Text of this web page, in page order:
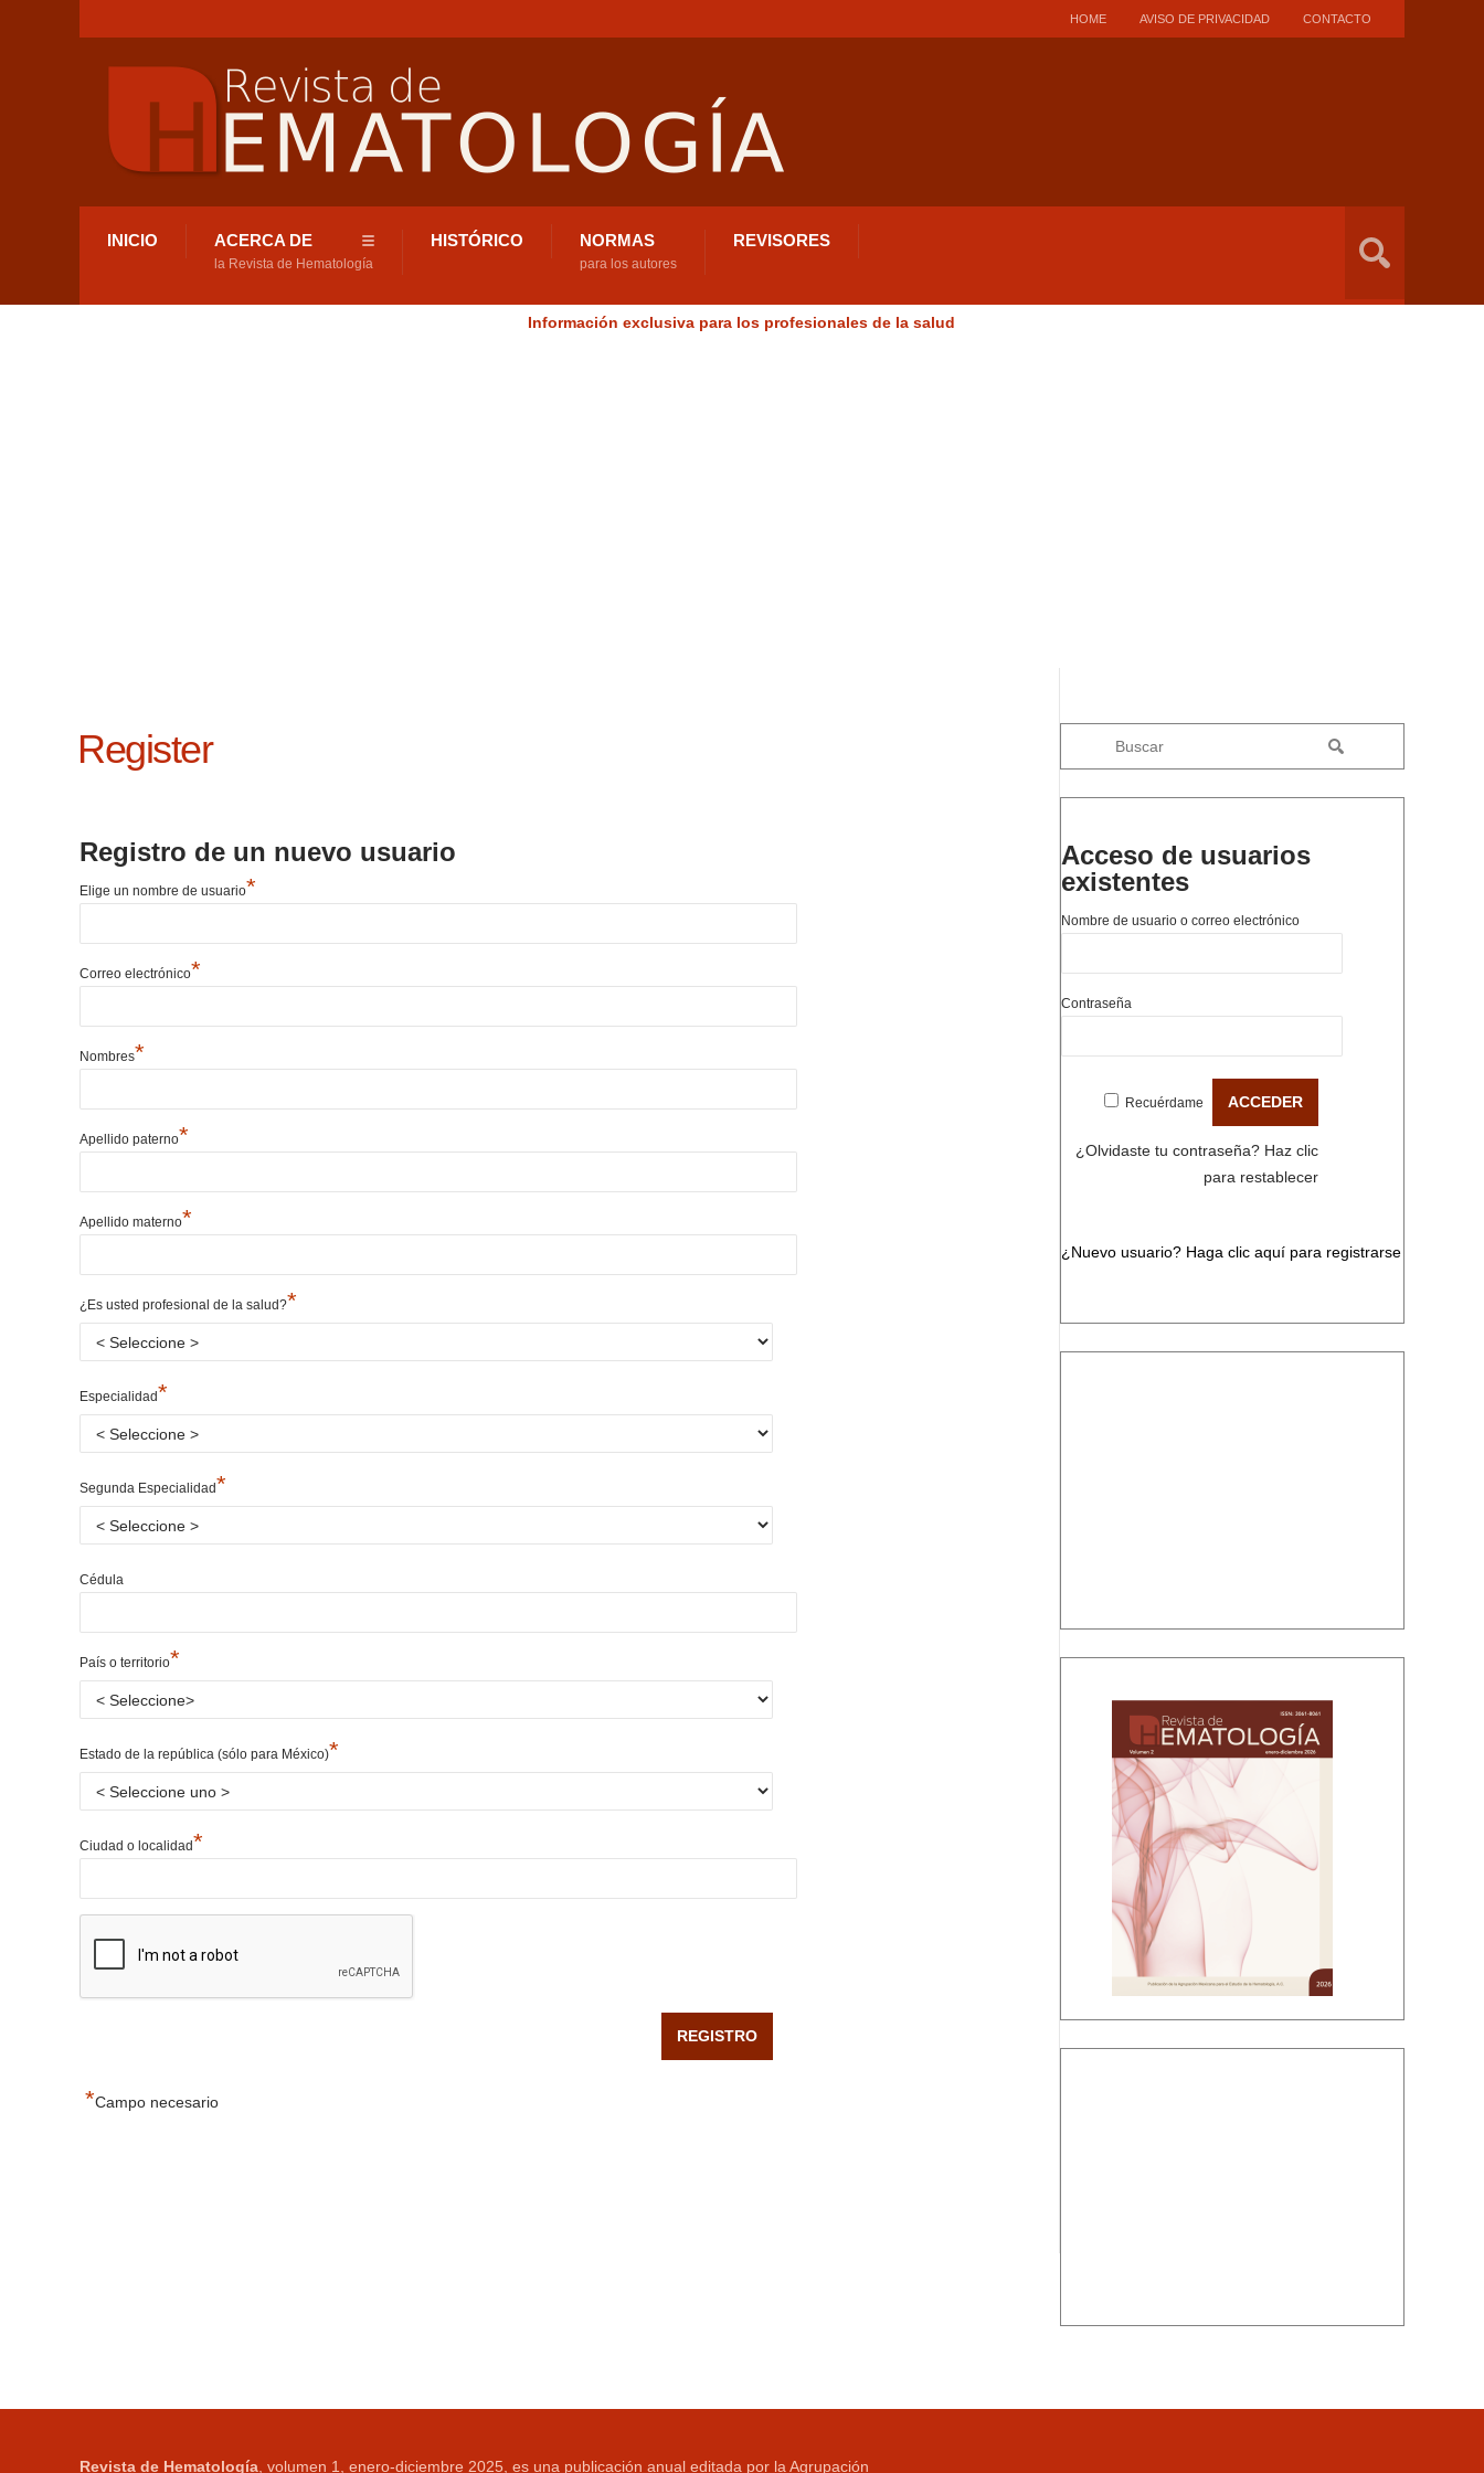
HOME AVISO DE PRIVACIDAD CONTACTO
INICIO ACERCA DE
la Revista de Hematología
HISTÓRICO NORMAS
para los autores
REVISORES
Información exclusiva para los profesionales de la salud
Register
Registro de un nuevo usuario
Elige un nombre de usuario*
Correo electrónico*
Nombres*
Apellido paterno*
Apellido materno*
¿Es usted profesional de la salud?*
Especialidad*
Segunda Especialidad*
Cédula
País o territorio*
Estado de la república (sólo para México)*
Ciudad o localidad*
*Campo necesario
Acceso de usuarios
existentes
Nombre de usuario o correo electrónico
Contraseña
Recuérdame
¿Olvidaste tu contraseña? Haz clic
para restablecer
¿Nuevo usuario? Haga clic aquí para registrarse
Revista de Hematología , volumen 1, enero-diciembre 2025, es una publicación anual editada por la Agrupación